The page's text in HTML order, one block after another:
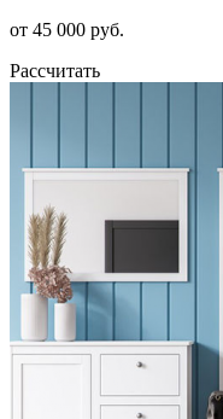
от 45 000 руб.
Рассчитать